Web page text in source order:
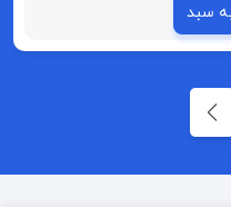
سبد